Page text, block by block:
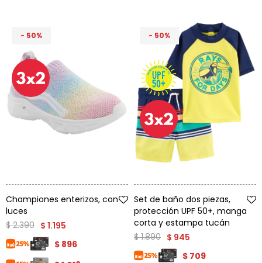
50
Championes enterizos, con
luces
$ 1.195
$ 2.390
$ 896
50
Set de baño dos piezas,
protección UPF 50+, manga
corta y estampa tucán
$ 945
$ 1.890
$ 709